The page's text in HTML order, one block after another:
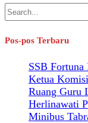
Pos-pos Terbaru
SSB
Ketua
Ruang Guru
Herlinawati
Minibus